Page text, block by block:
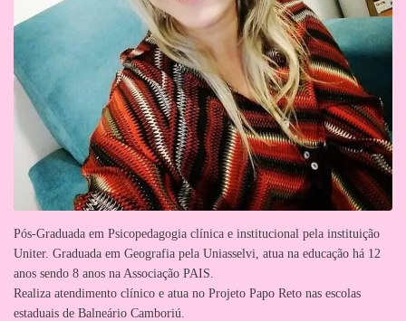
Pós-Graduada em Psicopedagogia clínica e institucional pela instituição
Uniter. Graduada em Geografia pela Uniasselvi, atua na educação há 12
anos sendo 8 anos na Associação PAIS.
Realiza atendimento clínico e atua no Projeto Papo Reto nas escolas
estaduais de Balneário Camboriú.